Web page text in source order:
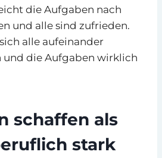
die Aufgaben nach
und alle sind zufrieden.
alle aufeinander
und die Aufgaben wirklich
schaffen als
stark